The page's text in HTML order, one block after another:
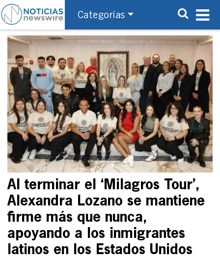
Categorías
Al terminar el ‘Milagros Tour’,
Alexandra Lozano se mantiene
firme más que nunca,
apoyando a los inmigrantes
latinos en los Estados Unidos